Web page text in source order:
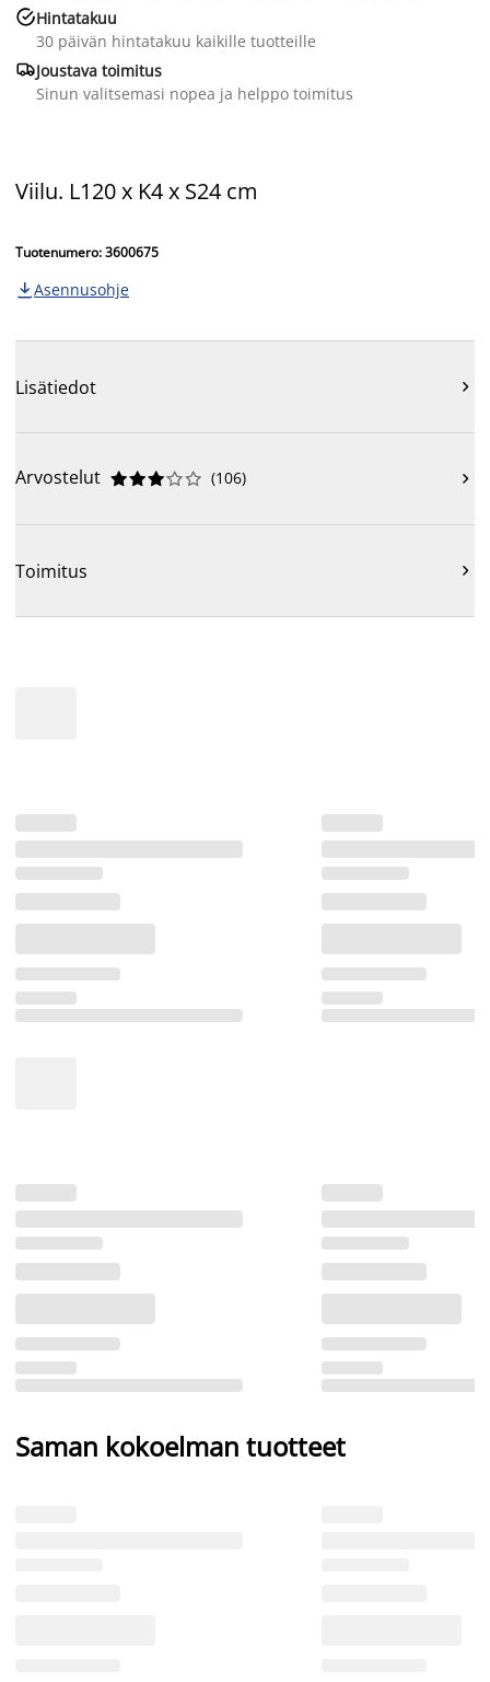
Hintatakuu
30 päivän hintatakuu kaikille tuotteille
Joustava toimitus
Sinun valitsemasi nopea ja helppo toimitus
Viilu. L120 x K4 x S24 cm
Tuotenumero: 3600675
 Asennusohje
Lisätiedot 
Arvostelut 




 (106) 
Toimitus 
Saman kokoelman tuotteet